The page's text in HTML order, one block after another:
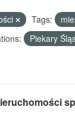
Tags:
Piekary